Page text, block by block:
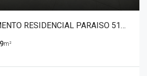
VENDA APARTAMENTO RESIDENCIAL PARAISO 51005
m²